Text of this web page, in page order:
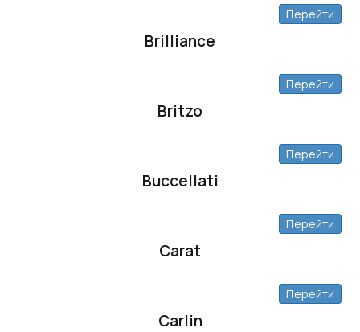
Перейти
Brilliance
Перейти
Britzo
Перейти
Buccellati
Перейти
Carat
Перейти
Carlin